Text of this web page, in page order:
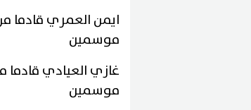
ايمن العمري قادما
موسمين
غازي العيادي
موسمين